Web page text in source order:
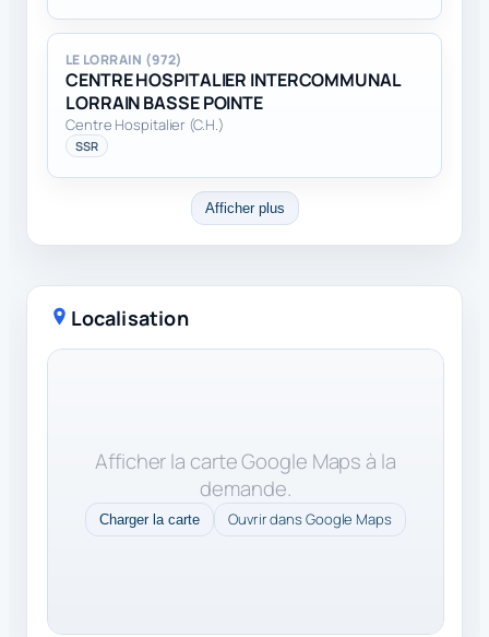
Localisation
Afficher la carte Google Maps à la
demande.
Charger la carte Ouvrir dans Google Maps
LE LORRAIN (972)
CENTRE HOSPITALIER INTERCOMMUNAL
LORRAIN BASSE POINTE
Centre Hospitalier (C.H.)
SSR
Afficher plus